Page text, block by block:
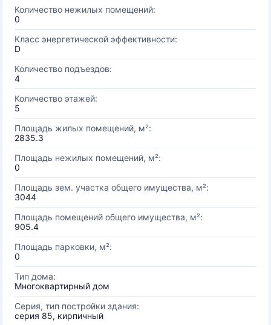
Количество нежилых помещений:
0
Класс энергетической эффективности:
D
Количество подъездов:
4
Количество этажей:
5
Площадь жилых помещений, м²:
2835.3
Площадь нежилых помещений, м²:
0
Площадь зем. участка общего имущества, м²:
3044
Площадь помещений общего имущества, м²:
905.4
Площадь парковки, м²:
0
Тип дома:
Многоквартирный дом
Серия, тип постройки здания:
серия 85, кирпичный